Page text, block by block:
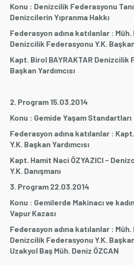
Konu : Denizcilik Federasyonu
Denizcilerin Yıpranma Hakkı
Federasyon adına katılanlar : Müh.
Denizcilik Federasyonu Y.K.
Kapt. Birol BAYRAKTAR Denizcilik
Başkan Yardımcısı
2. Program 15.03.2014
Konu : Gemide Yaşam Standartları
Federasyon adına katılanlar :
Y.K. Başkan Yardımcısı
Kapt. Hamit Naci ÖZYAZICI -
Y.K. Danışmanı
3. Program 22.03.2014
Konu : Gemilerde Makinacı ve
Vapur Kazası
Federasyon adına katılanlar : Müh.
Denizcilik Federasyonu Y.K.
Uzakyol Baş Müh. Deniz ÖZCAN